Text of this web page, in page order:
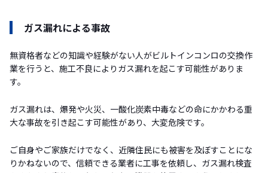
ガス漏れによる事故
無資格者などの知識や経験がない人がビルトインコンロの交換作
業を行うと、施工不良によりガス漏れを起こす可能性がありま
す。
ガス漏れは、爆発や火災、一酸化炭素中毒などの命にかかわる重
大な事故を引き起こす可能性があり、大変危険です。
ご自身やご家族だけでなく、近隣住民にも被害を及ぼすことにな
りかねないので、信頼できる業者に工事を依頼し、ガス漏れ検査